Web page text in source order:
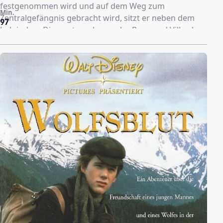
festgenommen wird und auf dem Weg zum
Zentralgefängnis gebracht wird, sitzt er neben dem
belgischen Diamantenschmuggler Raymond Villard.
Der Transporter wird von Freunden Villards überfallen
und Franklin kann fliehen. Da bei dem Überfall einige
Polizisten umgebracht wurden, wird er nun als
Polizistenmörder gesucht. Zunächst sucht er bei James
Unterschlupf, der eine große Story wittert. Doch da
dessen Hochzeit bevorsteht kommt es zu einigen
Schwierigkeiten. Noch dazu geraten sie ins Visier von
Raymond Villard, nachdem Franklin von einem
geplanten Diamantencoup erfahren hat.
97
Min.